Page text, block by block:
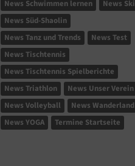
News Schwimmen lernen
News Ski
News Süd-Shaolin
News Tanz und Trends
News Test
News Tischtennis
News Tischtennis Spielberichte
News Triathlon
News Unser Verein
News Volleyball
News Wanderland
News YOGA
Termine Startseite